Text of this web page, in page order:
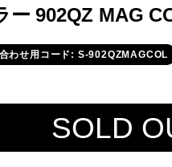
ー 902QZ MAG
わせ用コード: S-902QZMAGCOL
SOLD